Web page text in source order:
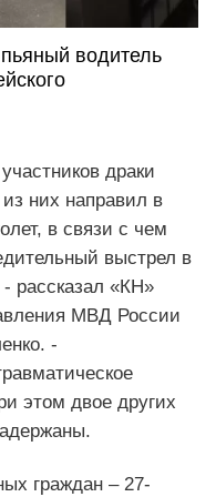
водитель
драки
них направил в
в связи с чем
выстрел в
рассказал «КН»
МВД России
-
этом двое других
граждан – 27-